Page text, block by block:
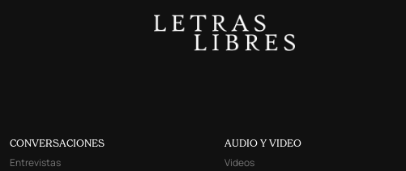
CONVERSACIONES
Entrevistas
AUDIO Y VIDEO
Videos